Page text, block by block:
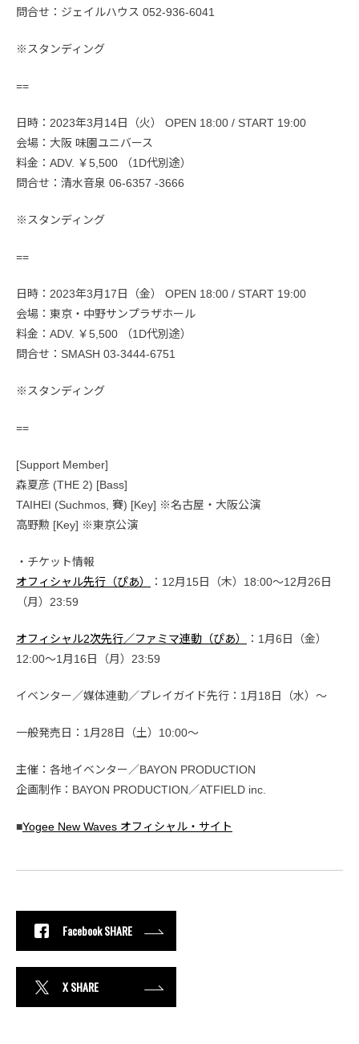
問合せ：ジェイルハウス 052-936-6041
※スタンディング
==
日時：2023年3月14日（火） OPEN 18:00 / START 19:00
会場：大阪 味園ユニバース
料金：ADV. ￥5,500 （1D代別途）
問合せ：清水音泉 06-6357 -3666
※スタンディング
==
日時：2023年3月17日（金） OPEN 18:00 / START 19:00
会場：東京・中野サンプラザホール
料金：ADV. ￥5,500 （1D代別途）
問合せ：SMASH 03-3444-6751
※スタンディング
==
[Support Member]
森夏彦 (THE 2) [Bass]
TAIHEI (Suchmos, 賽) [Key] ※名古屋・大阪公演
高野勲 [Key] ※東京公演
・チケット情報
オフィシャル先行（ぴあ）
：12月15日（木）18:00～12月26日
（月）23:59
オフィシャル2次先行／ファミマ連動（ぴあ）
：1月6日（金）
12:00～1月16日（月）23:59
イベンター／媒体連動／プレイガイド先行：1月18日（水）～
一般発売日：1月28日（土）10:00～
主催：各地イベンター／BAYON PRODUCTION
企画制作：BAYON PRODUCTION／ATFIELD inc.
■Yogee New Waves オフィシャル・サイト
Facebook SHARE
X SHARE